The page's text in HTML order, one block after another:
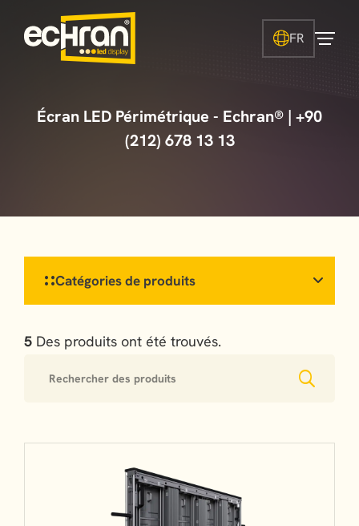
FR
Écran LED Périmétrique - Echran® | +90
(212) 678 13 13
Catégories de produits
5 Des produits ont été trouvés.